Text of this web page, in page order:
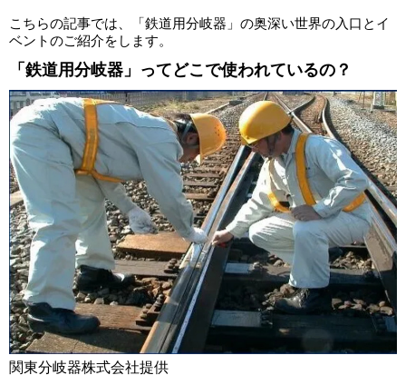
こちらの記事では、「鉄道用分岐器」の奥深い世界の入口とイ
ベントのご紹介をします。
「鉄道用分岐器」ってどこで使われているの？
関東分岐器株式会社提供